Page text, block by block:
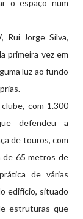
o espaço num
Rui Jorge Silva,
primeira vez em
luz ao fundo
com 1.300
defendeu a
de touros, com
de 65 metros de
de várias
edifício, situado
estruturas que